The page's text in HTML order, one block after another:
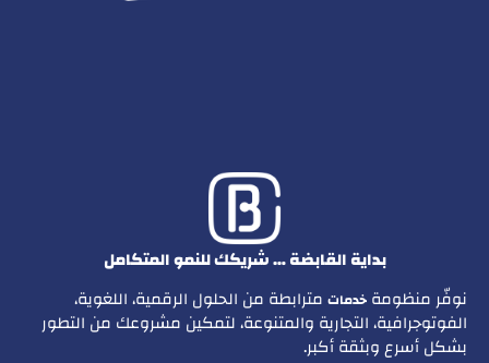
بداية القابضة … شريكك للنمو المتكامل
نوفّر منظومة خدمات مترابطة من الحلول الرقمية، اللغوية،
الفوتوجرافية، التجارية والمتنوعة، لتمكين مشروعك من التطور
بشكل أسرع وبثقة أكبر.